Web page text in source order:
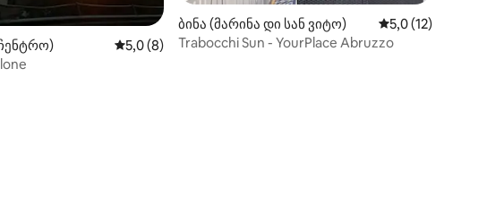
26 მიმოხილვა
საშუალო შეფასებაა 5‑დან 5,0, 8 მიმოხილვა
5,0 (8)
ბინა (მარინა დი სან ვიტო) საშუალო
5,0 (12)
Trabocchi Sun - YourPlace Abruzzo